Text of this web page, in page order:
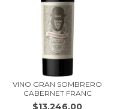
VINO GRAN SOMBRERO
CABERNET FRANC
$13.246,00